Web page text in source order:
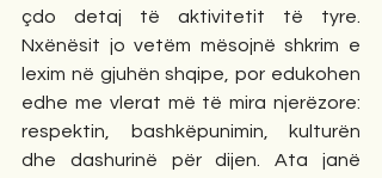
çdo detaj të aktivitetit të tyre.
Nxënësit jo vetëm mësojnë shkrim e
lexim në gjuhën shqipe, por edukohen
edhe me vlerat më të mira njerëzore:
respektin, bashkëpunimin, kulturën
dhe dashurinë për dijen. Ata janë